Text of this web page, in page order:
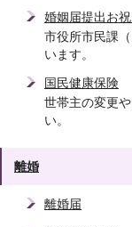
婚姻届提出お
市役所市民課
います。
国民健康保険
世帯主の変更
い。
離婚
離婚届